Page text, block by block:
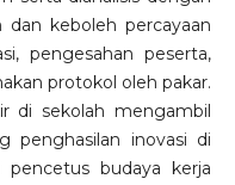
dan keboleh percayaan
pengesahan peserta,
protokol oleh pakar.
di sekolah mengambil
penghasilan inovasi di
pencetus budaya kerja